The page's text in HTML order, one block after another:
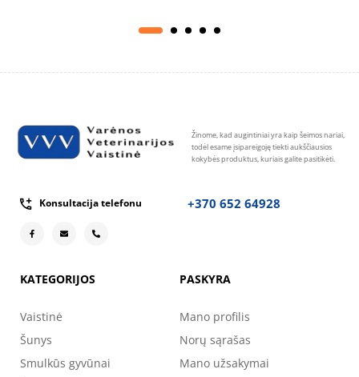
Žinome, kad augintiniai yra kaip šeimos nariai,
todėl esame įsipareigoję tiekti aukščiausios
kokybės produktus, kuriais galite pasitikėti.
Konsultacija telefonu +370 652 64928
KATEGORIJOS
Vaistinė
Šunys
Smulkūs gyvūnai
PASKYRA
Mano profilis
Norų sąrašas
Mano užsakymai